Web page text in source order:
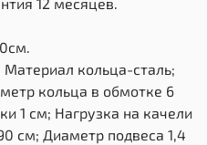
кольца-сталь;
кольца в обмотке 6
1 см; Нагрузка на качели
см; Диаметр подвеса 1,4